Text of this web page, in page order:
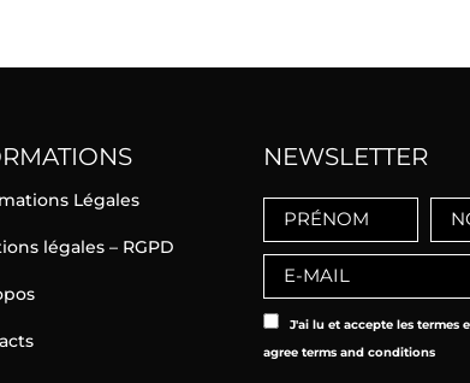
Légales
légales – RGPD
NEWSLETTER
J'ai lu et accepte les termes
agree terms and conditions